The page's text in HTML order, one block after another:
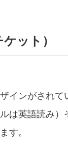
ット）
インがされ
は英語読み
す。